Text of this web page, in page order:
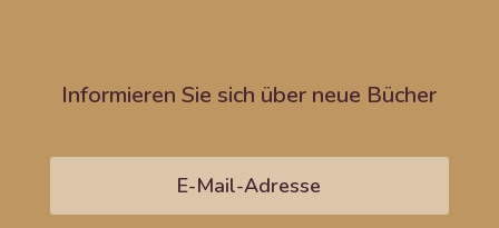
Informieren Sie sich über neue Bücher